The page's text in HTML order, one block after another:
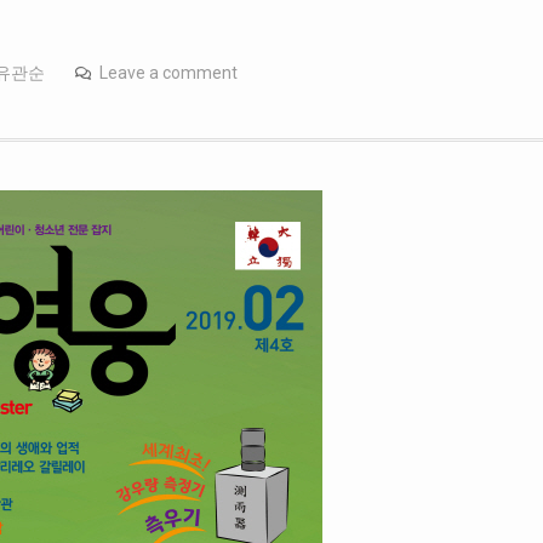
관순 Leave a comment